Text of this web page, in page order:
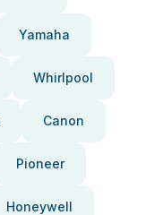
Yamaha
Whirlpool
Canon
Pioneer
Honeywell